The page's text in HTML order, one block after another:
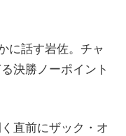
に話す岩佐。チャ
決勝ノーポイント
直前にザック・オ